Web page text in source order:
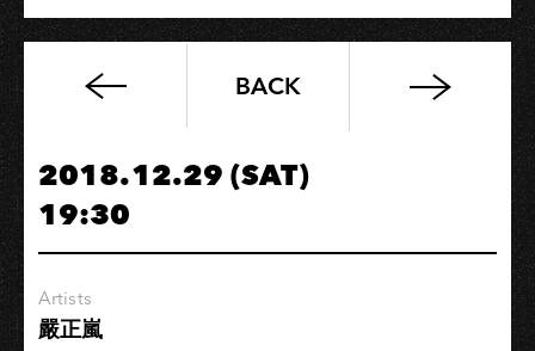
團
雄
會：
金
BACK
2018.12.29 (SAT)
19:30
Artists
嚴正嵐